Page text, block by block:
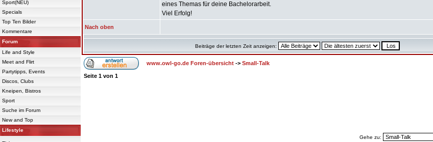
Sport(NEU)
Specials
Top Ten Bilder
Kommentare
Forum
Life and Style
Meet and Flirt
Partytipps, Events
Discos, Clubs
Kneipen, Bistros
Sport
Suche im Forum
New and Top
Lifestyle
eines Themas für deine Bachelorarbeit.
Viel Erfolg!
Nach oben
Beiträge der letzten Zeit anzeigen:
www.owl-go.de Foren-übersicht -> Small-Talk
Seite 1 von 1
Gehe zu: